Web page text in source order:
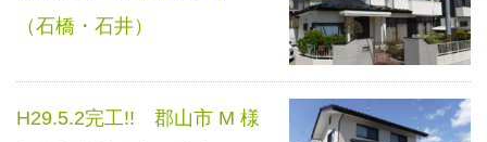
（石橋・石井）
H29.5.2完工!! 郡山市 M 様